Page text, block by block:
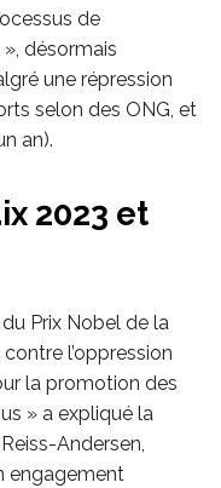
de
désormais
une répression
selon des ONG, et
an).
2023 et
Prix Nobel de la
l’oppression
la promotion des
» a expliqué la
Andersen,
engagement